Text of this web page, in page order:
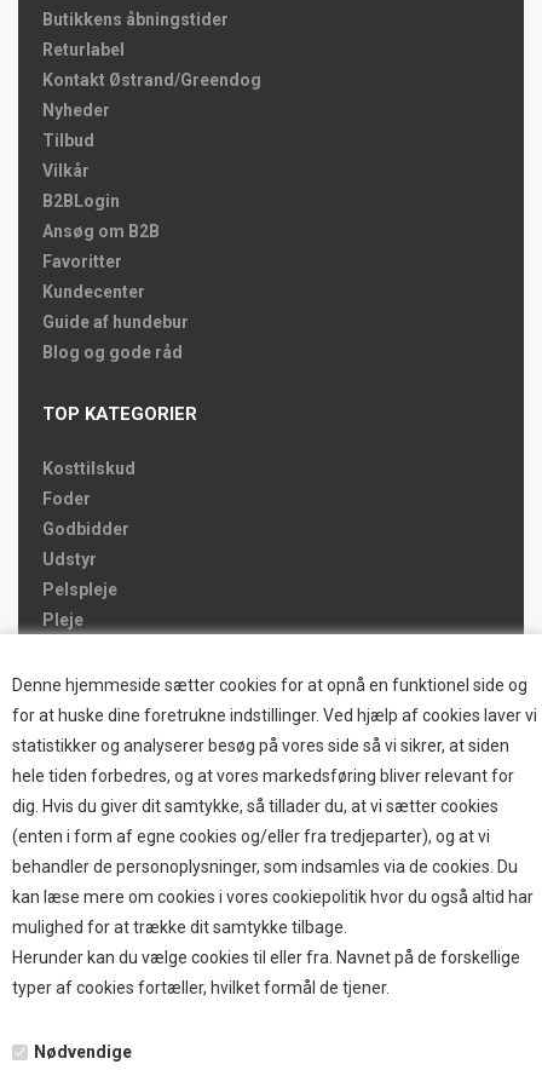
Denne hjemmeside sætter cookies for at opnå en funktionel side og
for at huske dine foretrukne indstillinger. Ved hjælp af cookies laver vi
statistikker og analyserer besøg på vores side så vi sikrer, at siden
hele tiden forbedres, og at vores markedsføring bliver relevant for
dig. Hvis du giver dit samtykke, så tillader du, at vi sætter cookies
(enten i form af egne cookies og/eller fra tredjeparter), og at vi
behandler de personoplysninger, som indsamles via de cookies. Du
kan læse mere om cookies i vores cookiepolitik hvor du også altid har
mulighed for at trække dit samtykke tilbage.
Herunder kan du vælge cookies til eller fra. Navnet på de forskellige
typer af cookies fortæller, hvilket formål de tjener.
Nødvendige
Butikkens åbningstider
Returlabel
Kontakt Østrand/Greendog
Nyheder
Tilbud
Vilkår
B2BLogin
Ansøg om B2B
Favoritter
Kundecenter
Guide af hundebur
Blog og gode råd
TOP KATEGORIER
Kosttilskud
Foder
Godbidder
Udstyr
Pelspleje
Pleje
Brands
TOP BRANDS
HOKAMIX
HVALPESTART RAIZUP
Thule hundbure
GRAU
STARMARK
VARIOCAGE-MIMSAFE